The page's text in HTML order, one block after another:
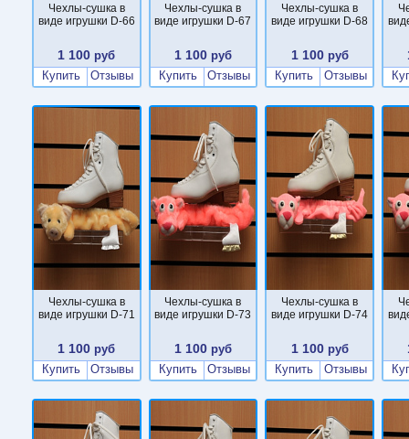
Чехлы-сушка в
виде игрушки D-66
1 100 руб
Купить
Отзывы
Чехлы-сушка в
виде игрушки D-67
1 100 руб
Купить
Отзывы
Чехлы-сушка в
виде игрушки D-68
1 100руб
Купить
Отзывы
Чехлы-сушка в
виде игрушки D-71
1 100 руб
Купить
Отзывы
Чехлы-сушка в
виде игрушки D-73
1 100 руб
Купить
Отзывы
Чехлы-сушка в
виде игрушки D-74
1 100руб
Купить
Отзывы